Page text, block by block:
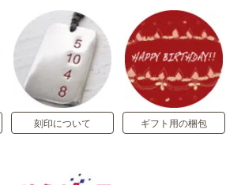
刻印について ギフト用の梱包